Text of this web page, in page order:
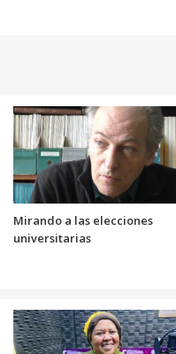
Mirando a las elecciones
universitarias